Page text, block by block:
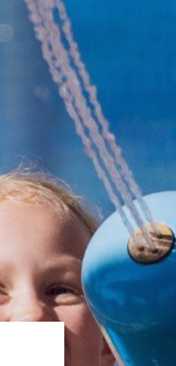
Solná terapie
Dětská
Videa
Školní výlety,
O historii
Tipy na výlety v